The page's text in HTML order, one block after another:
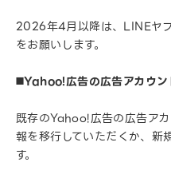
2026年4月以降は、LINEヤ
をお願いします。
◼️Yahoo!広告の広告アカウン
既存のYahoo!広告の広告ア
報を移行していただくか、新
す。